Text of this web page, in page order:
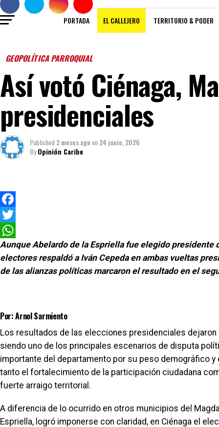
PORTADA EL CALLEJERO TERRITORIO & PODER
GEOPOLÍTICA PARROQUIAL
Así votó Ciénaga,
presidenciales
Published 2 meses ago on24 junio, 2026
ByOpinión Caribe
Facebook
Twitter
WhatsApp
Aunque Abelardo de la Espriella fue elegido presidente
electores respaldó a Iván Cepeda en ambas vueltas
de las alianzas políticas marcaron el resultado en el
Por: Arnol Sarmiento
Los resultados de las elecciones presidenciales
siendo uno de los principales escenarios de disputa
importante del departamento por su peso demográfico
tanto el fortalecimiento de la participación ciudadana
fuerte arraigo territorial.
A diferencia de lo ocurrido en otros municipios del
Espriella, logró imponerse con claridad, en Ciénaga el